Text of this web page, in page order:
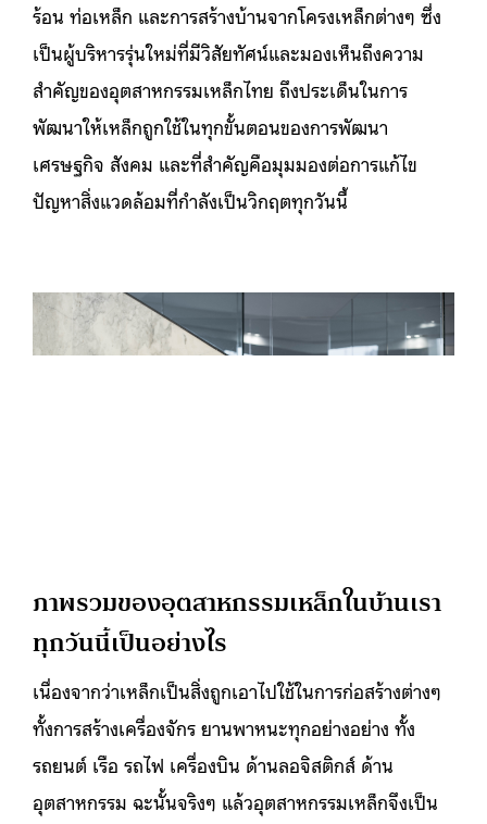
ร้อน ท่อเหล็ก และการสร้างบ้านจากโครงเหล็กต่างๆ ซึ่ง
เป็นผู้บริหารรุ่นใหม่ที่มีวิสัยทัศน์และมองเห็นถึงความ
สำคัญของอุตสาหกรรมเหล็กไทย ถึงประเด็นในการ
พัฒนาให้เหล็กถูกใช้ในทุกขั้นตอนของการพัฒนา
เศรษฐกิจ สังคม และที่สำคัญคือมุมมองต่อการแก้ไข
ปัญหาสิ่งแวดล้อมที่กำลังเป็นวิกฤตทุกวันนี้
ภาพรวมของอุตสาหกรรมเหล็กในบ้านเรา
ทุกวันนี้เป็นอย่างไร
เนื่องจากว่าเหล็กเป็นสิ่งถูกเอาไปใช้ในการก่อสร้างต่างๆ
ทั้งการสร้างเครื่องจักร ยานพาหนะทุกอย่างอย่าง ทั้ง
รถยนต์ เรือ รถไฟ เครื่องบิน ด้านลอจิสติกส์ ด้าน
อุตสาหกรรม ฉะนั้นจริงๆ แล้วอุตสาหกรรมเหล็กจึงเป็น